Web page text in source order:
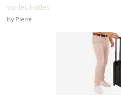
sur les Halles
by Pierre